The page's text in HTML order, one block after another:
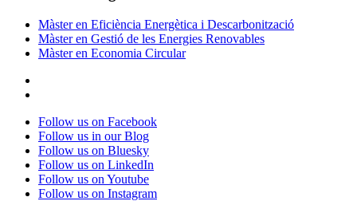
Màster en Eficiència Energètica i Descarbonització
Màster en Gestió de les Energies Renovables
Màster en Economia Circular
Follow us on Facebook
Follow us in our Blog
Follow us on Bluesky
Follow us on LinkedIn
Follow us on Youtube
Follow us on Instagram